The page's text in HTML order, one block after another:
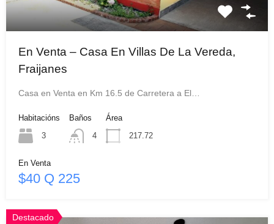
En Venta – Casa En Villas De La Vereda,
Fraijanes
Casa en Venta en Km 16.5 de Carretera a El…
Habitacións
3
Baños
4
Área
217.72
En Venta
$40 Q 225
Destacado